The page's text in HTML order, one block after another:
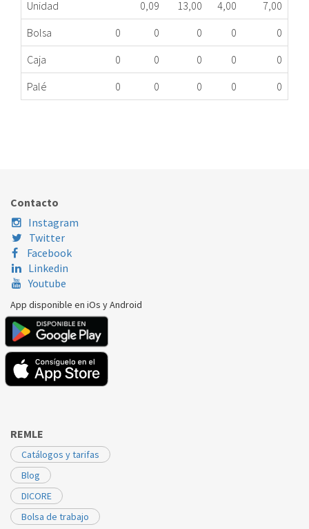
Unidad
0,09 13,00 4,00
7,00
Bolsa
0 0 0 0
0
Caja
0 0 0 0
0
Palé
0 0 0 0 0
Contacto
Instagram
Twitter
Facebook
Linkedin
Youtube
App disponible en iOs y Android
REMLE
Catálogos y tarifas
Blog
DICORE
Bolsa de trabajo